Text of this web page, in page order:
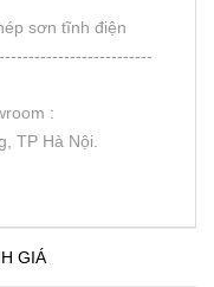
sơn tĩnh điện
:
TP Hà Nội.
GIÁ